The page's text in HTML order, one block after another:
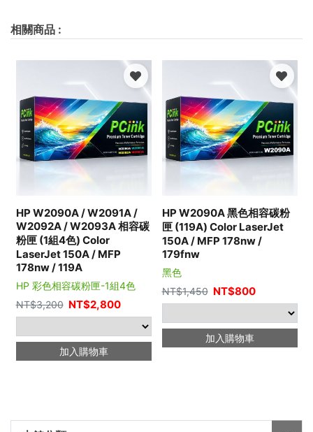
相關商品 :
HP W2090A / W2091A /
W2092A / W2093A 相容碳
粉匣 (1組4色) Color
LaserJet 150A / MFP
178nw / 119A
HP 彩色相容碳粉匣-1組4色
NT$3,200 NT$2,800
加入購物車
HP W2090A 黑色相容碳粉
匣 (119A) Color LaserJet
150A / MFP 178nw /
179fnw
黑色
NT$1,450 NT$800
加入購物車